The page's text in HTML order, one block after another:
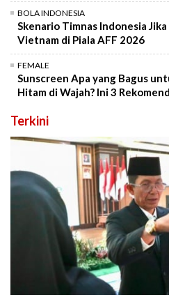
BOLA INDONESIA
Skenario Timnas Indonesia
Vietnam di Piala AFF 2026
FEMALE
Sunscreen Apa yang Bagus
Hitam di Wajah? Ini 3
Terkini